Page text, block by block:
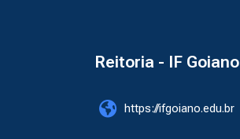
Reitoria - IF Goiano
https://ifgoiano.edu.br